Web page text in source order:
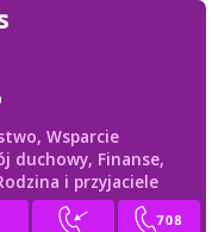
Wsparcie
duchowy, Finanse,
i przyjaciele